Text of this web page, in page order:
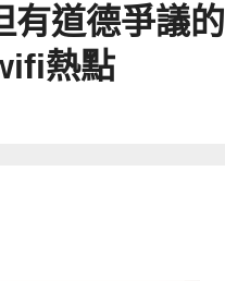
有道德爭議的
熱點